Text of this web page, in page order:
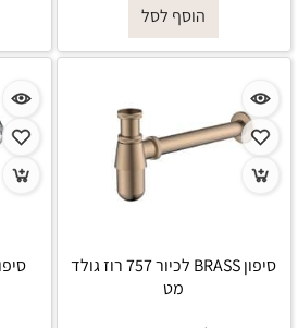
הוסף לסל
סיפון BRASS לכיור 757 רוז גולד
מט